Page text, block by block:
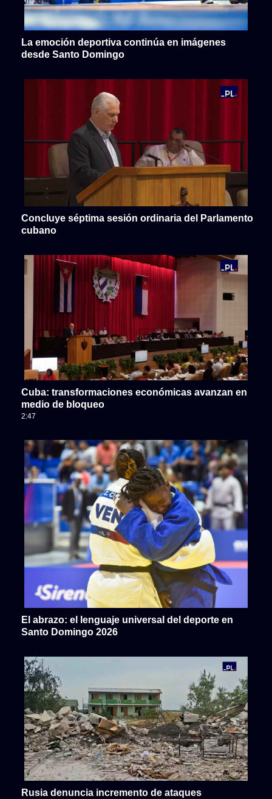
La emoción deportiva continúa en imágenes
desde Santo Domingo
Concluye séptima sesión ordinaria del Parlamento
cubano
Cuba: transformaciones económicas avanzan en
medio de bloqueo
2:47
El abrazo: el lenguaje universal del deporte en
Santo Domingo 2026
Rusia denuncia incremento de ataques